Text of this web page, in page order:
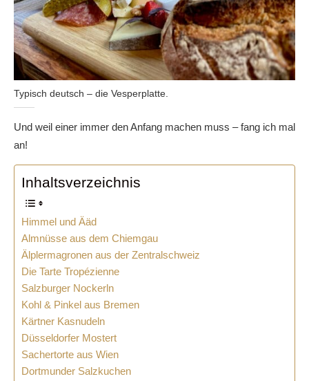
Typisch deutsch – die Vesperplatte.
Und weil einer immer den Anfang machen muss – fang ich mal
an!
Inhaltsverzeichnis
Himmel und Ääd
Almnüsse aus dem Chiemgau
Älplermagronen aus der Zentralschweiz
Die Tarte Tropézienne
Salzburger Nockerln
Kohl & Pinkel aus Bremen
Kärtner Kasnudeln
Düsseldorfer Mostert
Sachertorte aus Wien
Dortmunder Salzkuchen